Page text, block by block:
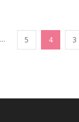
3
4
5
...